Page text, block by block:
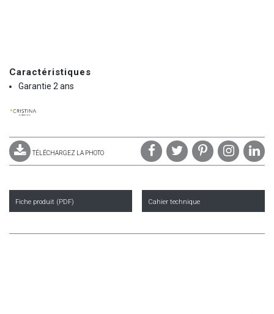
Caractéristiques
Garantie 2 ans
TÉLÉCHARGEZ LA PHOTO
Fiche produit (PDF) Cahier technique